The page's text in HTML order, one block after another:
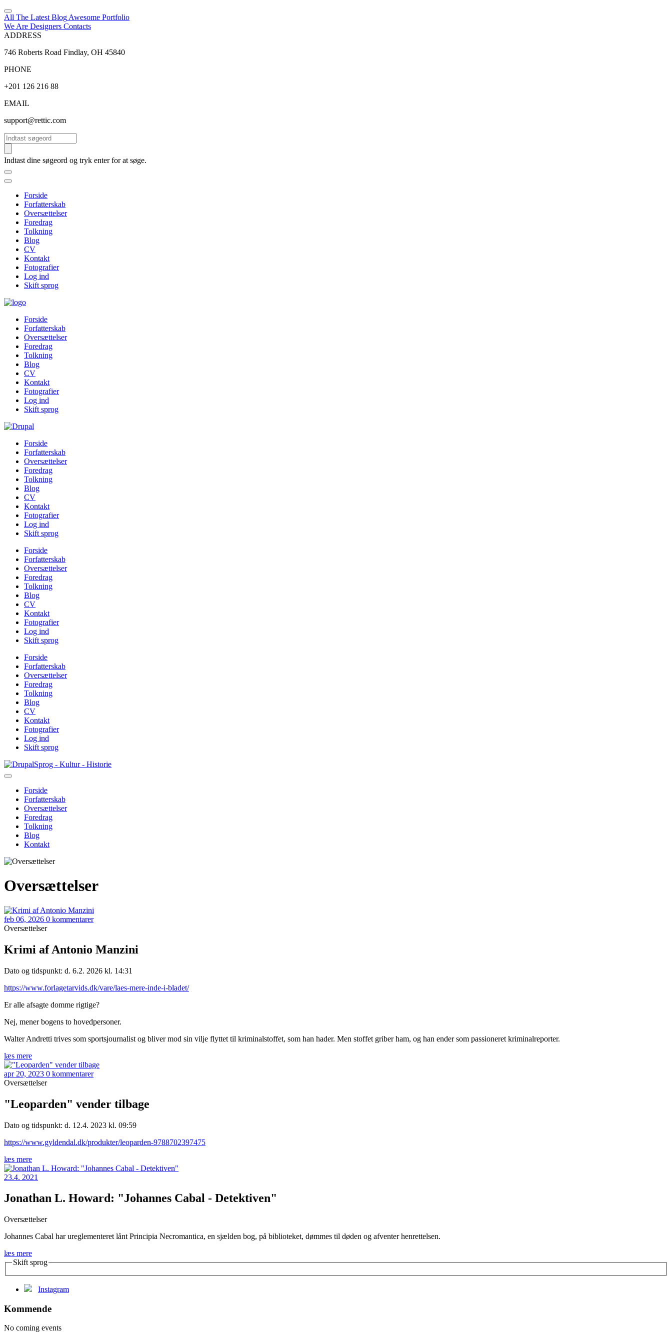
All The Latest Blog Awesome Portfolio
We Are Designers Contacts
ADDRESS
746 Roberts Road Findlay, OH 45840
PHONE
+201 126 216 88
EMAIL
support@rettic.com
Søg
Indtast dine søgeord og tryk enter for at søge.
Forside
Forfatterskab
Oversættelser
Foredrag
Tolkning
Blog
CV
Kontakt
Fotografier
Log ind
Skift sprog
Forside
Forfatterskab
Oversættelser
Foredrag
Tolkning
Blog
CV
Kontakt
Fotografier
Log ind
Skift sprog
Forside
Forfatterskab
Oversættelser
Foredrag
Tolkning
Blog
CV
Kontakt
Fotografier
Log ind
Skift sprog
Forside
Forfatterskab
Oversættelser
Foredrag
Tolkning
Blog
CV
Kontakt
Fotografier
Log ind
Skift sprog
Forside
Forfatterskab
Oversættelser
Foredrag
Tolkning
Blog
CV
Kontakt
Fotografier
Log ind
Skift sprog
Gå
til
Sprog - Kultur - Historie
Primær
navigation
Forside
Forfatterskab
Oversættelser
Foredrag
Tolkning
Blog
Kontakt
Oversættelser
feb 06, 2026 0 kommentarer
Oversættelser
Krimi af Antonio Manzini
Dato og tidspunkt: d. 6.2. 2026 kl. 14:31
https://www.forlagetarvids.dk/vare/laes-mere-inde-i-bladet/
Er alle afsagte domme rigtige?
Nej, mener bogens to hovedpersoner.
Walter Andretti trives som sportsjournalist og bliver mod sin vilje flyttet til kriminalstoffet, som han hader. Men stoffet griber ham, og han ender som passioneret kriminalreporter.
læs mere
apr 20, 2023 0 kommentarer
Oversættelser
"Leoparden" vender tilbage
Dato og tidspunkt: d. 12.4. 2023 kl. 09:59
https://www.gyldendal.dk/produkter/leoparden-9788702397475
læs mere
23.4. 2021
Jonathan L. Howard: "Johannes Cabal - Detektiven"
Oversættelser
Johannes Cabal har ureglementeret lånt Principia Necromantica, en sjælden bog, på biblioteket, dømmes til døden og afventer henrettelsen.
læs mere
Skift sprog
Instagram
Kommende
No coming events